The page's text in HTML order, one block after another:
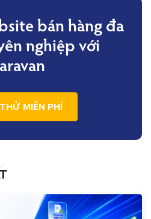
bán hàng đa
nghiệp với
MIỄN PHÍ